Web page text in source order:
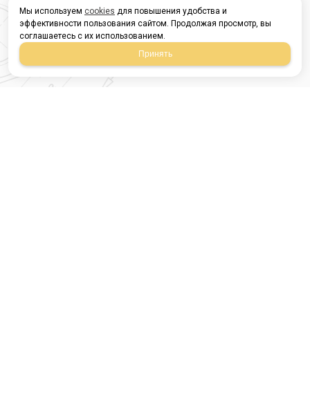
Мы используем cookies для повышения удобства и
эффективности пользования сайтом. Продолжая просмотр, вы
соглашаетесь с их использованием.
Принять